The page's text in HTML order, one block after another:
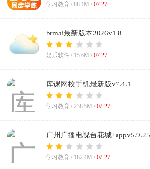
学习教育 / 88.1M / 07-27
brmai最新版本2026v1.8
娱乐软件 / 15.6M / 07-27
库课网校手机最新版v7.4.1
学习教育 / 238.5M / 07-27
广州广播电视台花城+appv5.9.25
学习教育 / 182.4M / 07-27